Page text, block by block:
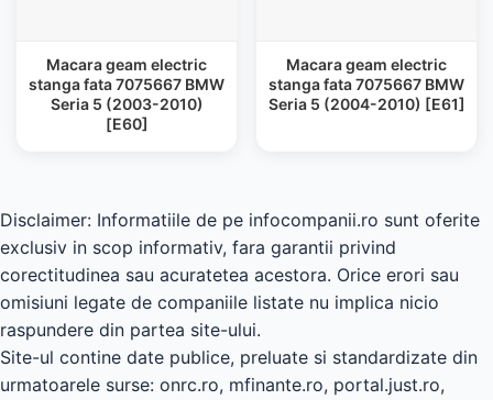
Macara geam electric
stanga fata 7075667 BMW
Seria 5 (2003-2010)
[E60]
Macara geam electric
stanga fata 7075667 BMW
Seria 5 (2004-2010) [E61]
Disclaimer: Informatiile de pe infocompanii.ro sunt oferite
exclusiv in scop informativ, fara garantii privind
corectitudinea sau acuratetea acestora. Orice erori sau
omisiuni legate de companiile listate nu implica nicio
raspundere din partea site-ului.
Site-ul contine date publice, preluate si standardizate din
urmatoarele surse: onrc.ro, mfinante.ro, portal.just.ro,